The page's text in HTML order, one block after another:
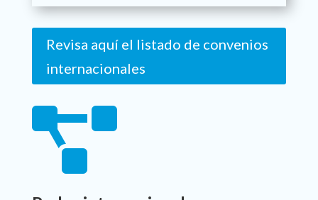
Revisa aquí el listado de convenios
internacionales
